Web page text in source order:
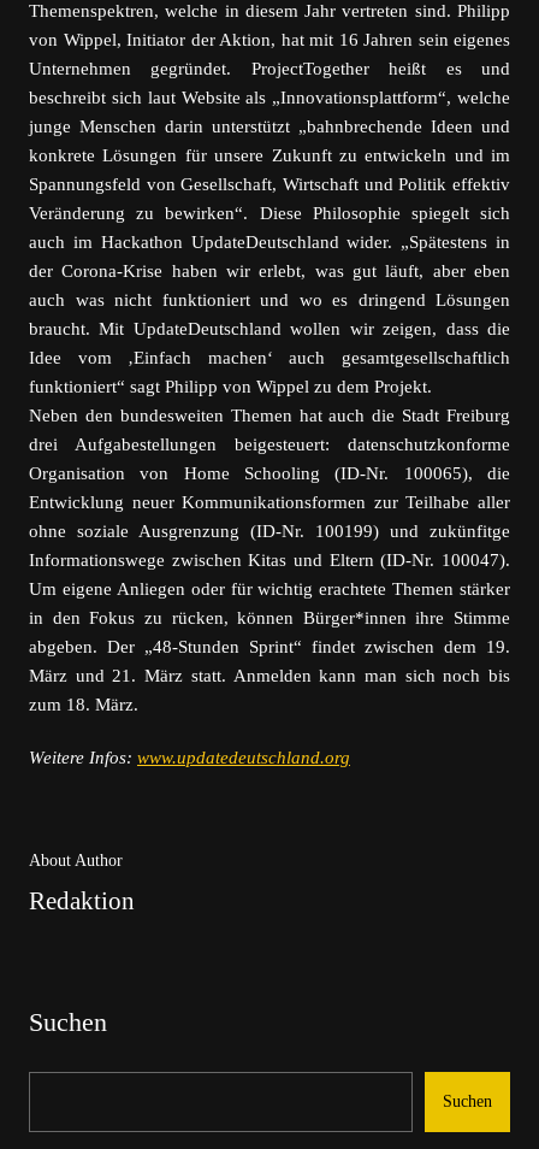
Themenspektren, welche in diesem Jahr vertreten sind. Philipp
von Wippel, Initiator der Aktion, hat mit 16 Jahren sein eigenes
Unternehmen gegründet. ProjectTogether heißt es und
beschreibt sich laut Website als „Innovationsplattform“, welche
junge Menschen darin unterstützt „bahnbrechende Ideen und
konkrete Lösungen für unsere Zukunft zu entwickeln und im
Spannungsfeld von Gesellschaft, Wirtschaft und Politik effektiv
Veränderung zu bewirken“. Diese Philosophie spiegelt sich
auch im Hackathon UpdateDeutschland wider. „Spätestens in
der Corona-Krise haben wir erlebt, was gut läuft, aber eben
auch was nicht funktioniert und wo es dringend Lösungen
braucht. Mit UpdateDeutschland wollen wir zeigen, dass die
Idee vom ‚Einfach machen‘ auch gesamtgesellschaftlich
funktioniert“ sagt Philipp von Wippel zu dem Projekt.
Neben den bundesweiten Themen hat auch die Stadt Freiburg
drei Aufgabestellungen beigesteuert: datenschutzkonforme
Organisation von Home Schooling (ID-Nr. 100065), die
Entwicklung neuer Kommunikationsformen zur Teilhabe aller
ohne soziale Ausgrenzung (ID-Nr. 100199) und zukünfitge
Informationswege zwischen Kitas und Eltern (ID-Nr. 100047).
Um eigene Anliegen oder für wichtig erachtete Themen stärker
in den Fokus zu rücken, können Bürger*innen ihre Stimme
abgeben. Der „48-Stunden Sprint“ findet zwischen dem 19.
März und 21. März statt. Anmelden kann man sich noch bis
zum 18. März.
Weitere Infos: www.updatedeutschland.org
About Author
Redaktion
Suchen
Suchen